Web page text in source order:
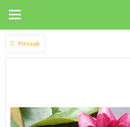
Pirosak